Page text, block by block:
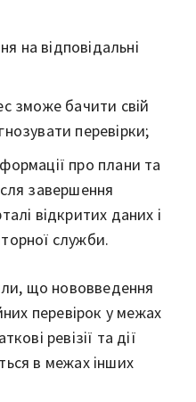
на відповідальні
зможе бачити свій
перевірки;
про плани та
завершення
відкритих даних і
служби.
що нововведення
перевірок у межах
ревізії та дії
в межах інших